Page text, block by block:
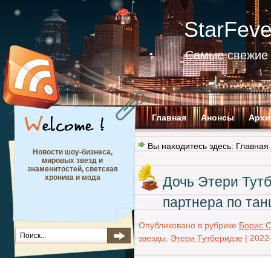
Самые свежие
Главная Анонсы
Новости шоу-бизнеса,
мировых звезд и
знаменитостей, светская
хроника и мода
Вы находитесь здесь: Главная
Дочь Этери
партнера по
Опубликовано в рубрике Борис
звезды Этери Тутберидзе |